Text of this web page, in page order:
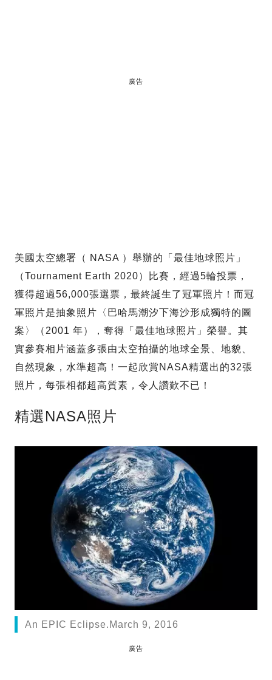
廣告
美國太空總署（ NASA ）舉辦的「最佳地球照片」
（Tournament Earth 2020）比賽，經過5輪投票，
獲得超過56,000張選票，最終誕生了冠軍照片！而冠
軍照片是抽象照片〈巴哈馬潮汐下海沙形成獨特的圖
案〉（2001 年），奪得「最佳地球照片」榮譽。其
實參賽相片涵蓋多張由太空拍攝的地球全景、地貌、
自然現象，水準超高！一起欣賞NASA精選出的32張
照片，每張相都超高質素，令人讚歎不已！
精選NASA照片
An EPIC Eclipse.March 9, 2016
廣告